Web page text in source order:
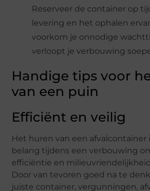
Reserveer de container op
levering en het ophalen
voorkom je onnodige
verloopt je verbouwing
Handige tips voor
van een puin
Efficiënt en veilig
Het huren van een afvalcontainer
belang tijdens een verbouwing
efficiëntie en
Door van tevoren goed na te
juiste container, vergunningen,